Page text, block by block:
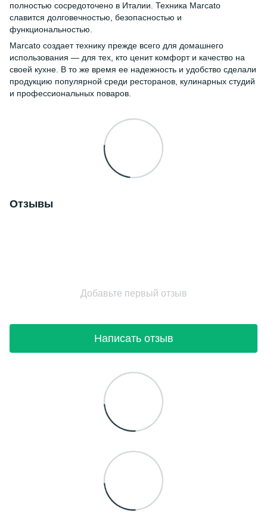
полностью сосредоточено в Италии. Техника Marcato
славится долговечностью, безопасностью и
функциональностью.
Marcato создает технику прежде всего для домашнего
использования — для тех, кто ценит комфорт и качество на
своей кухне. В то же время ее надежность и удобство сделали
продукцию популярной среди ресторанов, кулинарных студий
и профессиональных поваров.
Отзывы
Добавьте первый отзыв
Написать отзыв